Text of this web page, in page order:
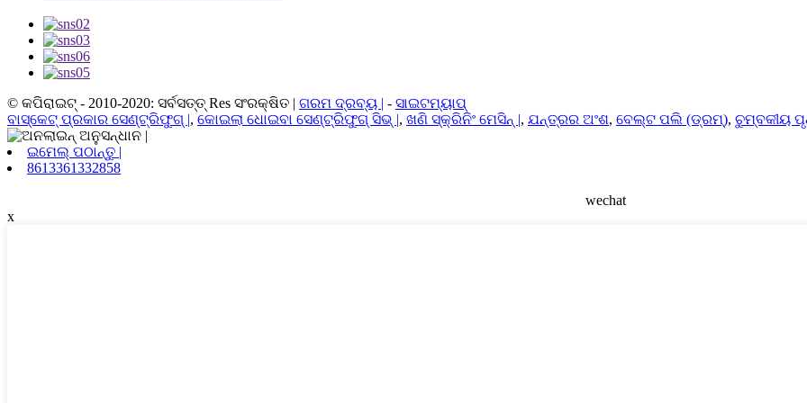
© କପିରାଇଟ୍ - 2010-2020: ସର୍ବସତ୍ତ୍ Res ସଂରକ୍ଷିତ | ଗରମ ଦ୍ରବ୍ୟ | - ସାଇଟମ୍ୟାପ୍
ବାସ୍କେଟ୍ ପ୍ରକାର ସେଣ୍ଟ୍ରିଫୁଗ୍ | , କୋଇଲା ଧୋଇବା ସେଣ୍ଟ୍ରିଫୁଗ୍ ସିଭ୍ | , ଖଣି ସ୍କ୍ରିନିଂ ମେସିନ୍ | , ଯନ୍ତ୍ରର ଅଂଶ, ବେଲ୍ଟ ପଲି (ଡ୍ରମ୍), ଚୁମ୍ବକୀୟ
ଇମେଲ୍ ପଠାନ୍ତୁ |
8613361332858
wechat
x